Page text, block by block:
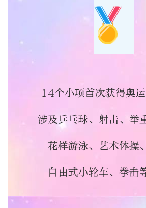
14个小项首次获得奥运
涉及乒乓球、射击、举
花样游泳、艺术体操
自由式小轮车、拳击